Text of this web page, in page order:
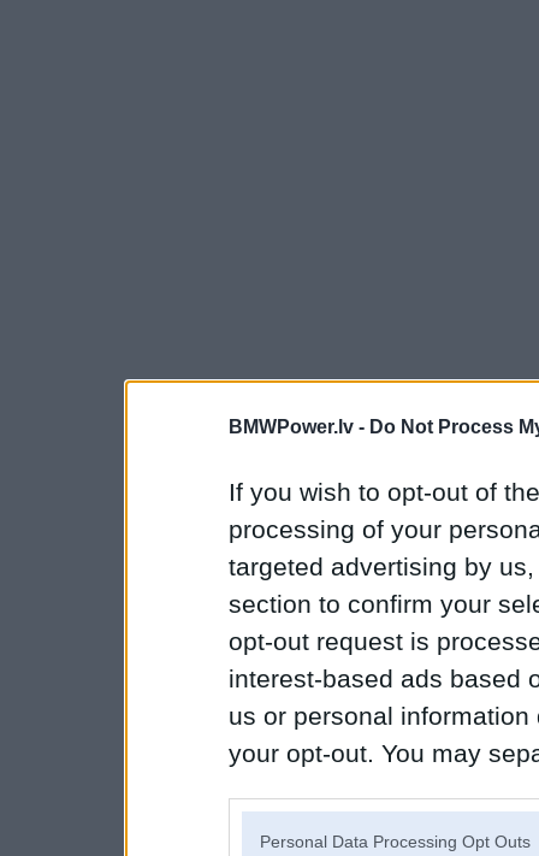
BMWPower.lv - Do Not Process
If you wish to opt-out of
processing of your
targeted advertising by
section to confirm your
opt-out request is
interest-based ads based
us or personal
your opt-out. You may
Personal Data Processing Opt Outs